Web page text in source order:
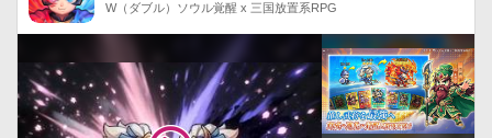
よろしくね！https://twitter.com/yakyu_colle
ハッシュタグ：#やきゅコレ+-+-+-+ 価格 +-+-+-+
アプリ本体：無料
※一部有料アイテムがございます。
+-+-+-+ 対応OS +-+-+-+
W（ダブル）ソウル覚醒 x 三国放置系RPG